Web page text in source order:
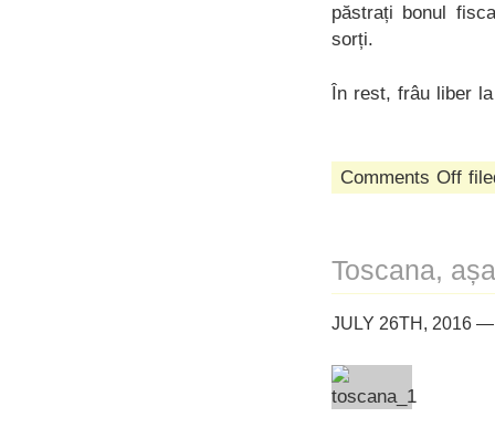
păstrați bonul
sorți.
În rest, frâu liber
Comments Offon
Toscana,
JULY 26TH, 2016